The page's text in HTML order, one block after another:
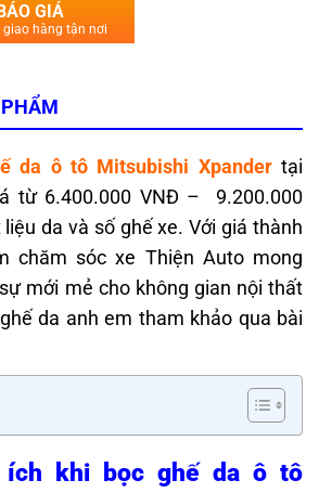
GIÁ
giao hàng tận nơi
da ô tô Mitsubishi Xpander tại
từ 6.400.000 VNĐ – 9.200.000
da và số ghế xe. Với giá thành
chăm sóc xe Thiện Auto mong
mới mẻ cho không gian nội thất
da anh em tham khảo qua bài
khi bọc ghế da ô tô